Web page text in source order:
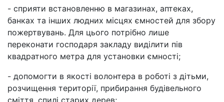
- сприяти встановленню в магазинах, аптеках,
банках та інших людних місцях ємностей для збору
пожертвувань. Для цього потрібно лише
переконати господаря закладу виділити пів
квадратного метра для установки ємності;
- допомогти в якості волонтера в роботі з дітьми,
розчищення території, прибирання будівельного
сміття, спилі старих дерев;